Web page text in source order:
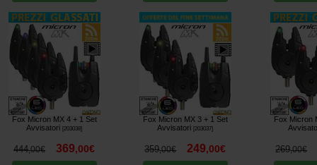
Fox Micron MX 4 + 1 Set
Avvisatori [203038]
444,00€ 369,00€
Fox Micron MX 3 + 1 Set
Avvisatori [203037]
359,00€ 249,00€
Fox Micron
269,00€